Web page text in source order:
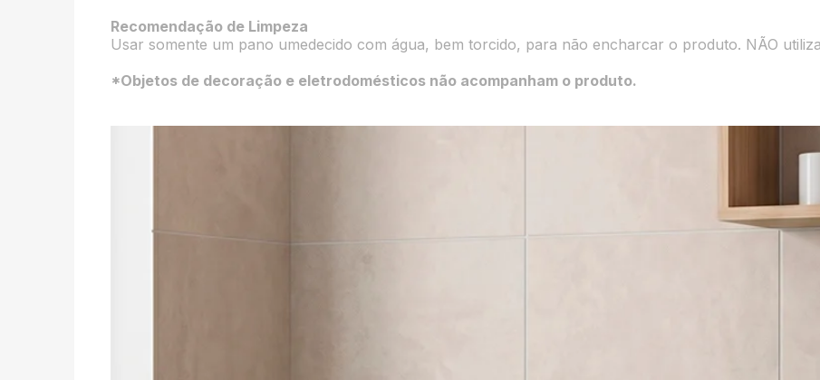
Recomendação de Limpeza
Usar somente um pano umedecido com água, bem torcido, para não encharcar o produto. NÃO
*Objetos de decoração e eletrodomésticos não acompanham o produto.